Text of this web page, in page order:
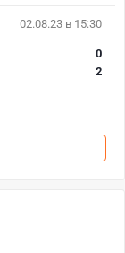
02.08.23 в 15:30
0
2